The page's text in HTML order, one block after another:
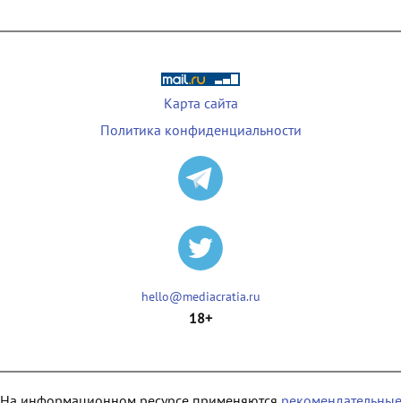
Карта сайта
Политика конфиденциальности
hello@mediacratia.ru
18+